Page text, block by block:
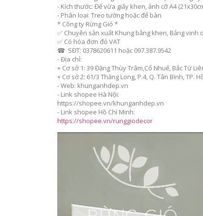
- Kích thước: Để vừa giấy khen, ảnh cỡ A4
- Phân loại: Treo tường hoặc để bàn
* Công ty Rừng Gió *
✅ Chuyên sản xuất Khung bằng khen, Bảng vinh
✅ Có hóa đơn đỏ VAT
☎ SĐT: 0378620611 hoặc 097.387.9542
- Địa chỉ:
+ Cơ sở 1: 39 Đặng Thùy Trâm,Cổ Nhuế, Bắc Từ
+ Cơ sở 2: 61/3 Thăng Long, P.4, Q. Tân Bình, TP.
- Web: khunganhdep.vn
- Link shopee Hà Nội:
https://shopee.vn/khunganhdep.vn
- Link shopee Hồ Chí Minh:
https://shopee.vn/runggiodecor